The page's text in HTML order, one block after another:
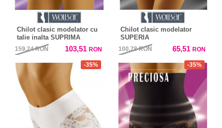
Chilot clasic modelator cu
talie inalta SUPRIMA
159,24RON 103,51 RON
Chilot clasic modelator
SUPERIA
100,78RON 65,51 RON
-35% -35%